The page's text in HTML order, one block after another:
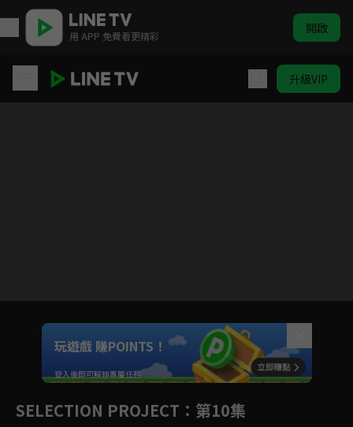
用 APP 免費看更精彩 開啟
升級VIP
Unmute
如有不便請見諒
玩遊戲 賺POINTS！
登入後即可解鎖專屬任務
SELECTION PROJECT ：第10集